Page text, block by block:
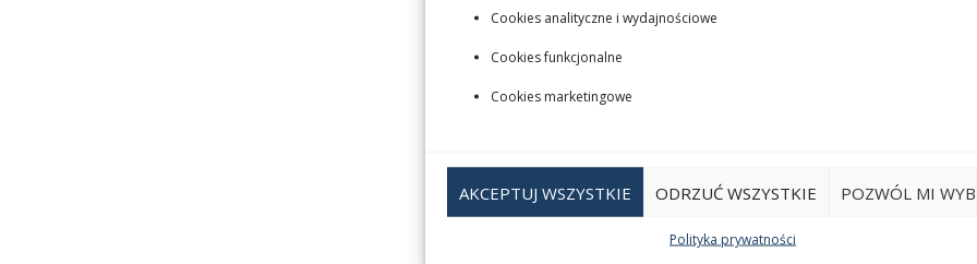
Cookies analityczne i wydajnościowe
Cookies funkcjonalne
Cookies marketingowe
AKCEPTUJ WSZYSTKIE ODRZUĆ WSZYSTKIE POZWÓL MI
Polityka prywatności